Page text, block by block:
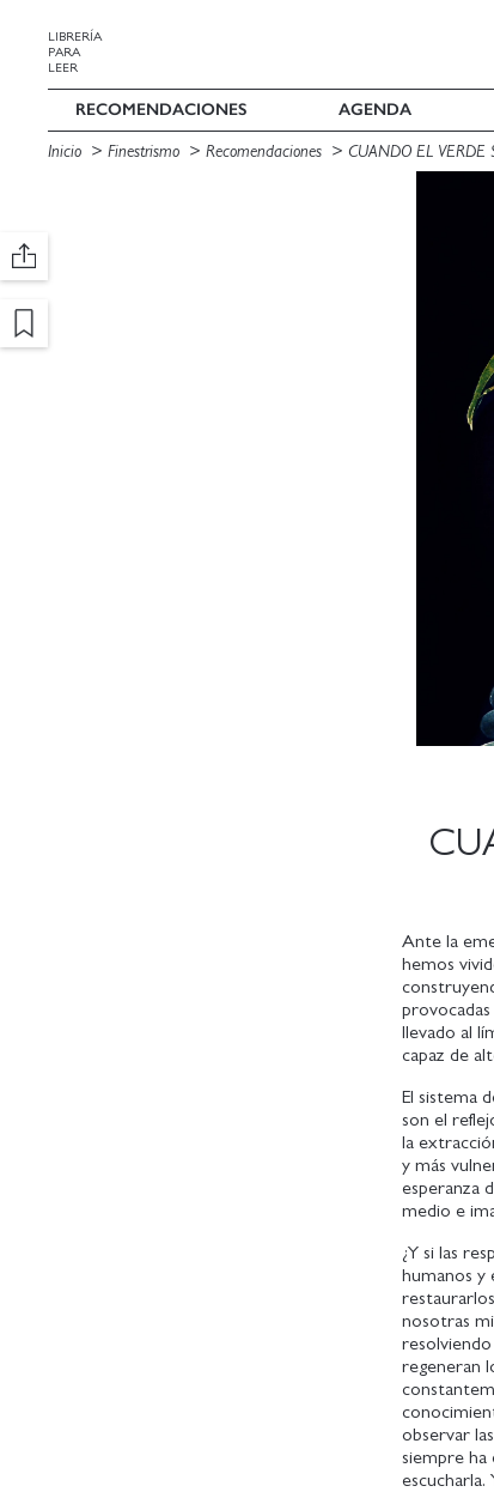
LIBRERÍA
PARA
LEER
RECOMENDACIONES AGENDA
Inicio Finestrismo Recomendaciones CUANDO EL VERDE
Ante la
hemos
llevado al
capaz de
El sistema
son el
la
y más
esperanza
medio e
¿Y si las
humanos y
nosotras
regeneran
observar
siempre ha